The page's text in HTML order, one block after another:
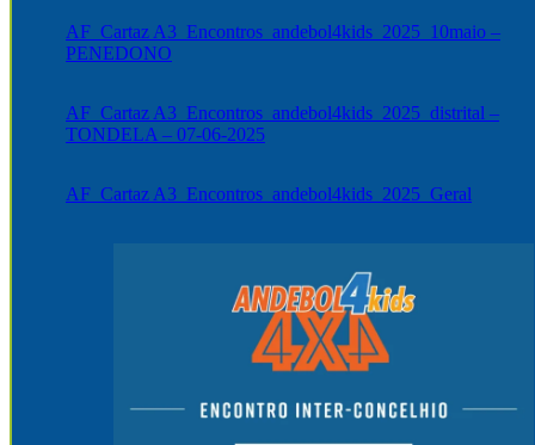
AF_Cartaz A3_Encontros_andebol4kids_2025_10maio –
PENEDONO
AF_Cartaz A3_Encontros_andebol4kids_2025_distrital –
TONDELA – 07-06-2025
AF_Cartaz A3_Encontros_andebol4kids_2025_Geral